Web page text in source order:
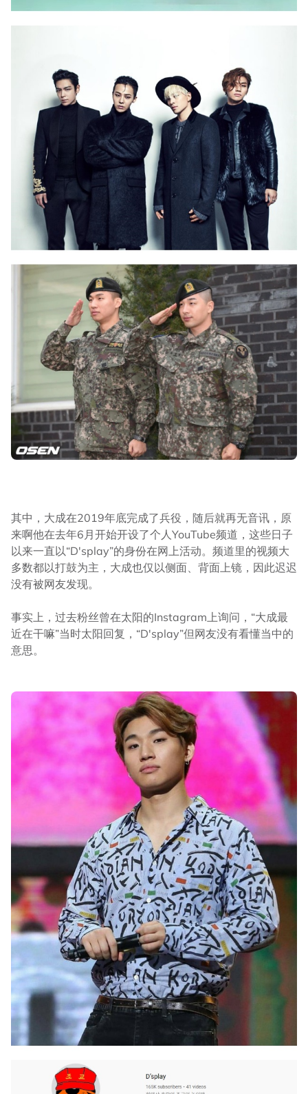
其中，大成在2019年底完成了兵役，随后就再无音讯，原
来啊他在去年6月开始开设了个人YouTube频道，这些日子
以来一直以“D'splay”的身份在网上活动。频道里的视频大
多数都以打鼓为主，大成也仅以侧面、背面上镜，因此迟迟
没有被网友发现。
事实上，过去粉丝曾在太阳的Instagram上询问，“大成最
近在干嘛”当时太阳回复，“D'splay”但网友没有看懂当中的
意思。